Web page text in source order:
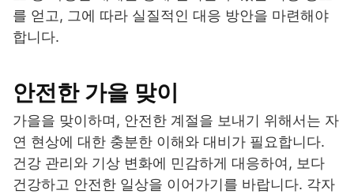
를 얻고, 그에 따라 실질적인 대응 방안을 마련해야
합니다.
안전한 가을 맞이
가을을 맞이하며, 안전한 계절을 보내기 위해서는 자
연 현상에 대한 충분한 이해와 대비가 필요합니다.
건강 관리와 기상 변화에 민감하게 대응하여, 보다
건강하고 안전한 일상을 이어가기를 바랍니다. 각자